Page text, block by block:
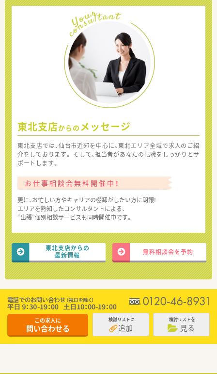
東北支店からの メッセージ
東北支店では、仙台市近郊を中心に、東北エリア全域で求人のご紹
介をしております。 そして、担当者があなたの転職をしっかりとサ
ポートします。
お仕事相談会無料開催中！
更に、お忙しい方やキャリアの棚卸がしたい方に朗報!
エリアを熟知したコンサルタントによる、
“出張”個別相談サービスも同時開催中です。
東北支店からの
最新情報
無料相談会を予約
この求人に
問い合わせる
検討リストに
追加
検討リストを
見る